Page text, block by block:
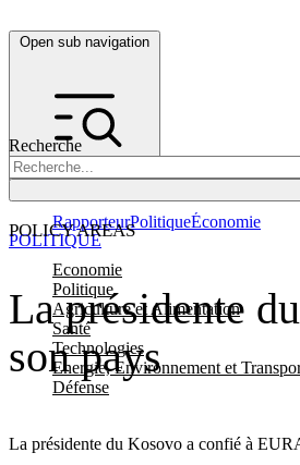
Open sub navigation
Recherche
POLICY AREAS
Economie
Politique
Agriculture et Alimentation
Santé
Technologies
Energie, Environnement et
Défense
RapporteurPolitiqueÉconomie
La présidente
son pays
La présidente du Kosovo a confié à
POLITIQUE